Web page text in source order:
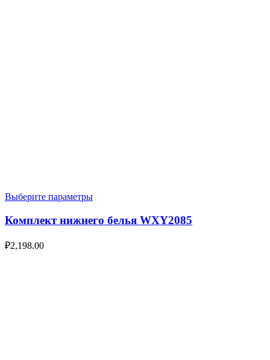
Выберите параметры
Комплект нижнего белья WXY2085
₽2,198.00